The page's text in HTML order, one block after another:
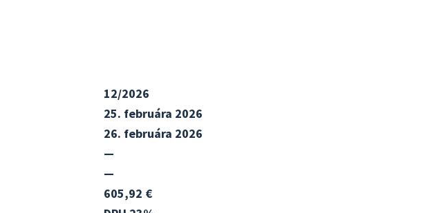
12/2026
25. februára 2026
26. februára 2026
—
—
605,92 €